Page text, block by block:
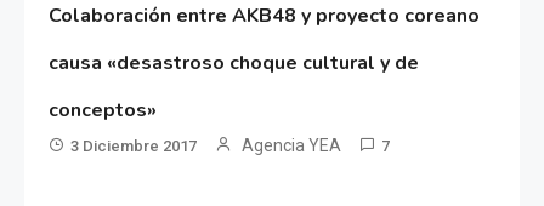
Colaboración entre AKB48 y proyecto coreano
causa «desastroso choque cultural y de
conceptos»
3 Diciembre 2017 Agencia YEA 7